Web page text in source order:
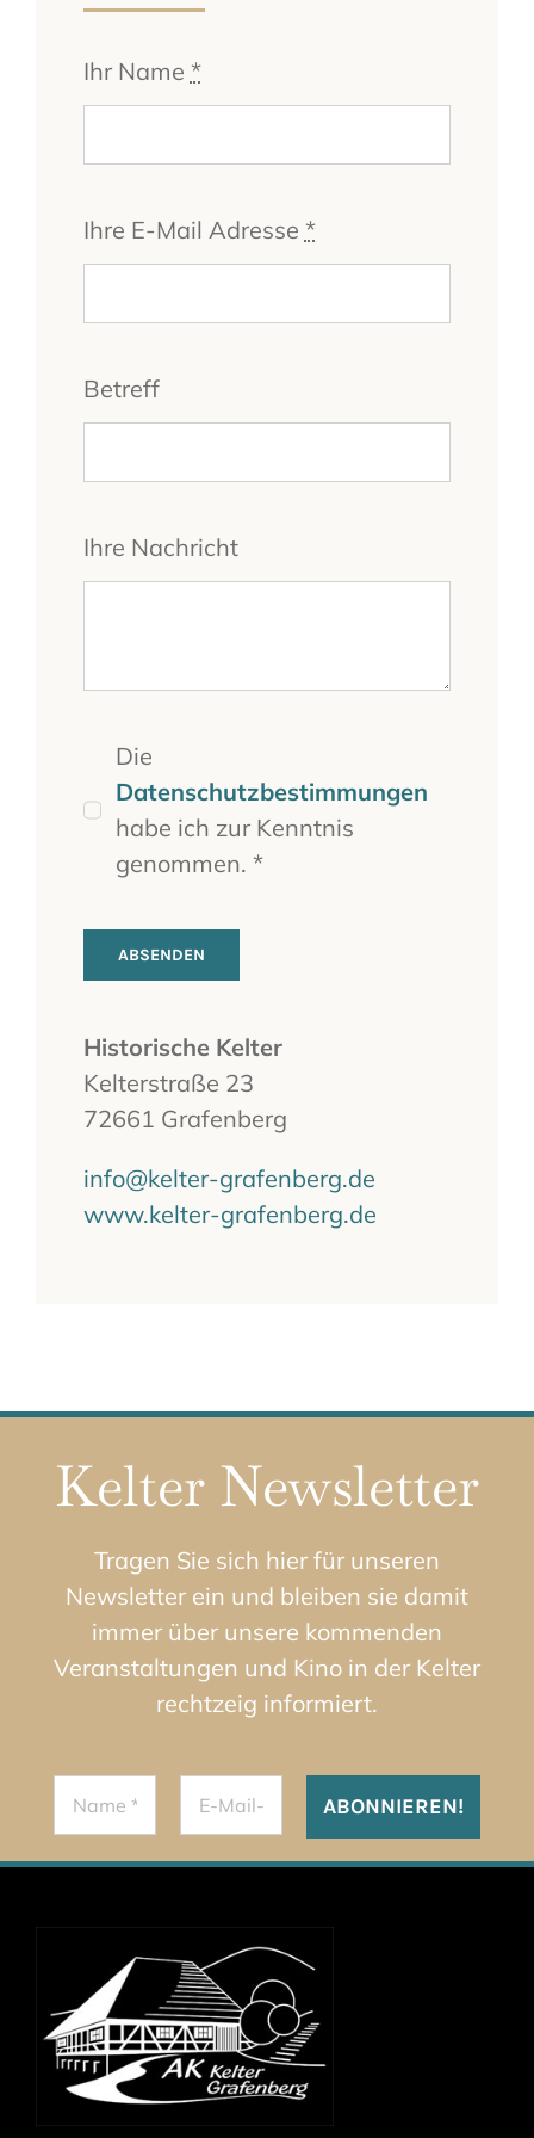
Ihr Name *
Ihre E-Mail Adresse *
Betreff
Ihre Nachricht
Die
Datenschutzbestimmungen
habe ich zur Kenntnis
genommen. *
ABSENDEN
Historische Kelter
Kelterstraße 23
72661 Grafenberg
info@kelter-grafenberg.de
www.kelter-grafenberg.de
Kelter Newsletter
Tragen Sie sich hier für unseren
Newsletter ein und bleiben sie damit
immer über unsere kommenden
Veranstaltungen und Kino in der Kelter
rechtzeig informiert.